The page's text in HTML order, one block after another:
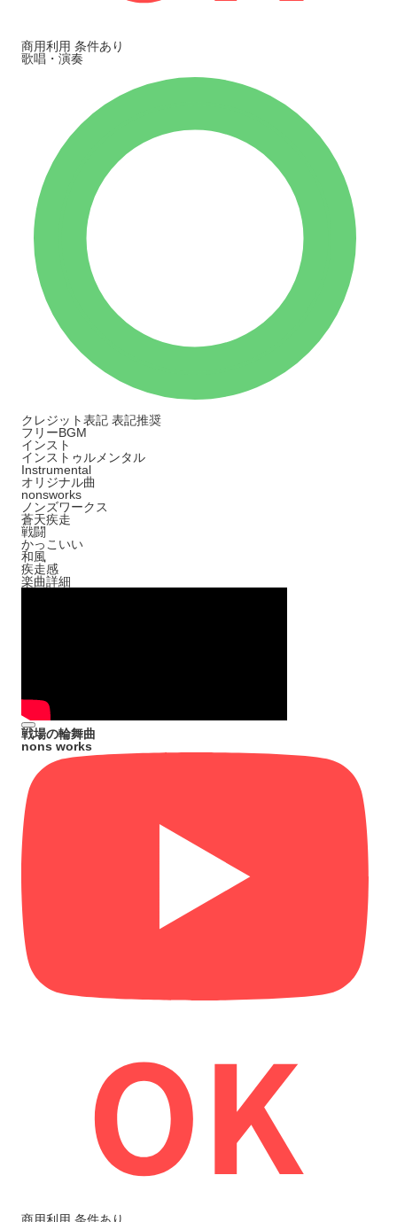
商用利用 条件あり
歌唱・演奏
クレジット表記 表記推奨
フリーBGM
インスト
インストゥルメンタル
Instrumental
オリジナル曲
nonsworks
ノンズワークス
蒼天疾走
戦闘
かっこいい
和風
疾走感
楽曲詳細
戦場の輪舞曲
nons works